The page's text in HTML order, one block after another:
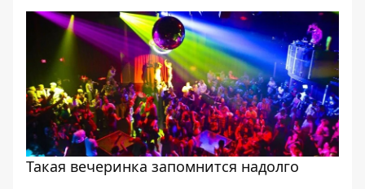
Такая вечеринка запомнится надолго